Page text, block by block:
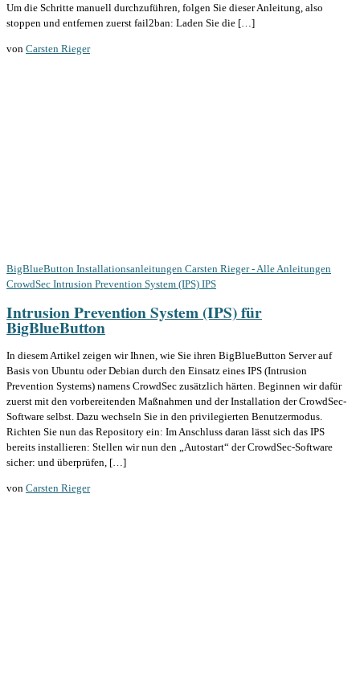
Um die Schritte manuell durchzuführen, folgen Sie dieser Anleitung, also
stoppen und entfernen zuerst fail2ban: Laden Sie die […]
von Carsten Rieger
BigBlueButton Installationsanleitungen Carsten Rieger - Alle Anleitungen
CrowdSec Intrusion Prevention System (IPS) IPS
Intrusion Prevention System (IPS) für
BigBlueButton
In diesem Artikel zeigen wir Ihnen, wie Sie ihren BigBlueButton Server auf
Basis von Ubuntu oder Debian durch den Einsatz eines IPS (Intrusion
Prevention Systems) namens CrowdSec zusätzlich härten. Beginnen wir dafür
zuerst mit den vorbereitenden Maßnahmen und der Installation der CrowdSec-
Software selbst. Dazu wechseln Sie in den privilegierten Benutzermodus.
Richten Sie nun das Repository ein: Im Anschluss daran lässt sich das IPS
bereits installieren: Stellen wir nun den „Autostart“ der CrowdSec-Software
sicher: und überprüfen, […]
von Carsten Rieger